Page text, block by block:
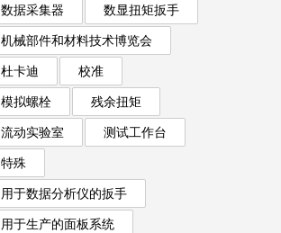
数据采集器
数显扭矩扳手
机械部件和材料技术博览会
杜卡迪
校准
模拟螺栓
残余扭矩
流动实验室
测试工作台
特殊
用于数据分析仪的扳手
用于生产的面板系统